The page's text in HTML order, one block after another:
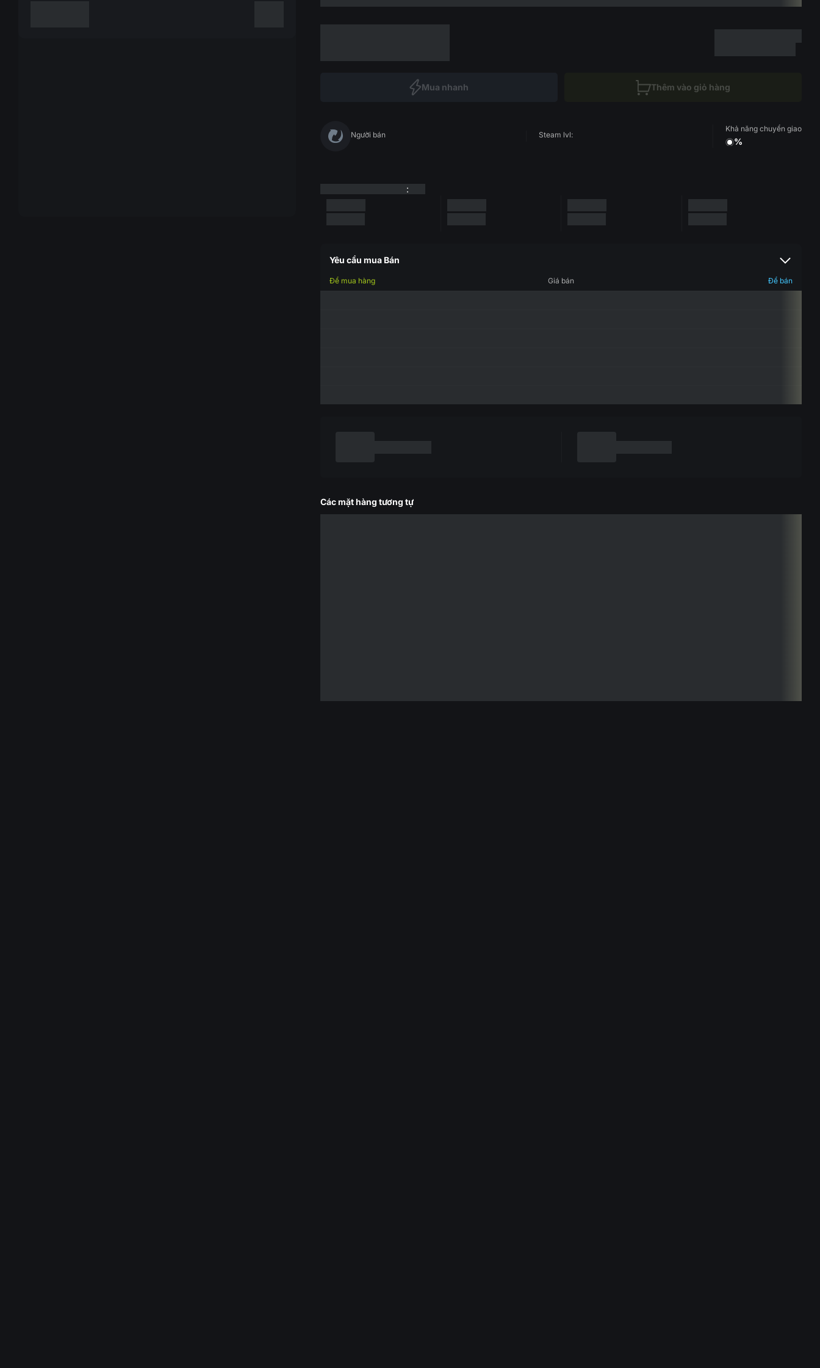
Mua nhanh Thêm vào giỏ hàng
Người bán Steam lvl:
Khả năng chuyển giao
%
:
Yêu cầu mua Bán
Để mua hàng Giá bán Để bán
Các mặt hàng tương tự